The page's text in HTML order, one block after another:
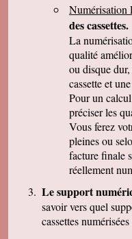
Félix F.
J'ai bien reçu
avoir effectué ce
les disquettes et
pense que mon
retrouver de tels
pour la rapidité
Très cordialement.
Michel J.
Bonjour merci
exactitude si
faire connaître je
Cordialement
Numérisation
des cassettes.
La
qualité
ou disque
cassette et
Pour un
préciser les
Vous ferez
pleines ou
facture finale
réellement
Le support
savoir vers quel
cassettes